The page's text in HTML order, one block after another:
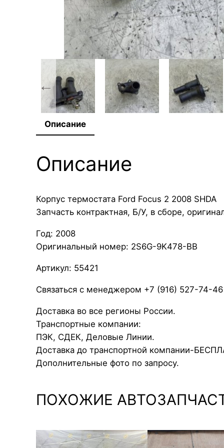
Описание
Описание
Корпус термостата Ford Focus 2 2008 SHDA
Запчасть контрактная, Б/У, в сборе,
Год: 2008
Оригинальный номер: 2S6G-9K478-BB
Артикул: 55421
Связаться с менеджером +7 (916) 527-74-46
Доставка во все регионы России.
Транспортные компании:
ПЭК, СДЕК, Деловые Линии.
Доставка до транспортной компании-
Дополнительные фото по запросу.
ПОХОЖИЕ